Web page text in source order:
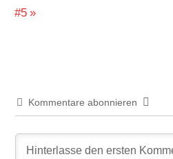
Beitrag:
#5
Kommentare abonnieren